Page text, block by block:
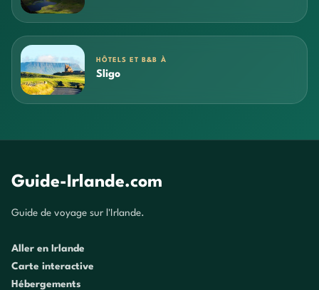
HÔTELS ET B&B À
Sligo
Guide-Irlande.com
Guide de voyage sur l'Irlande.
Aller en Irlande
Carte interactive
Hébergements